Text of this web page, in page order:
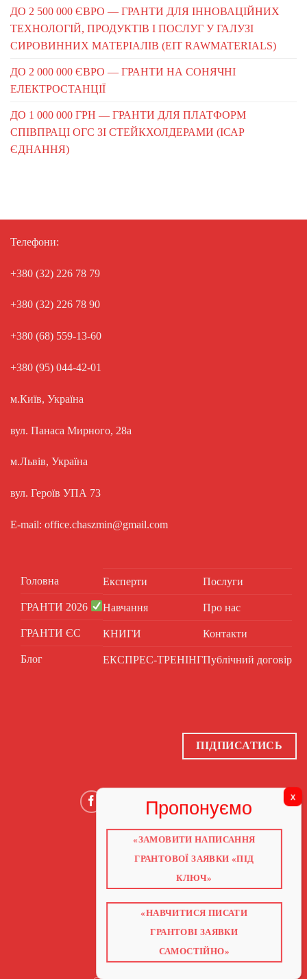
ДО 2 500 000 ЄВРО — ГРАНТИ ДЛЯ ІННОВАЦІЙНИХ
ТЕХНОЛОГІЙ, ПРОДУКТІВ І ПОСЛУГ У ГАЛУЗІ
СИРОВИННИХ МАТЕРІАЛІВ (EIT RAWMATERIALS)
ДО 2 000 000 ЄВРО — ГРАНТИ НА СОНЯЧНІ
ЕЛЕКТРОСТАНЦІЇ
ДО 1 000 000 ГРН — ГРАНТИ ДЛЯ ПЛАТФОРМ
СПІВПРАЦІ ОГС ЗІ СТЕЙКХОЛДЕРАМИ (ІСАР
ЄДНАННЯ)
Телефони:
+380 (32) 226 78 79
+380 (32) 226 78 90
+380 (68) 559-13-60
+380 (95) 044-42-01
м.Київ, Україна
вул. Панаса Мирного, 28а
м.Львів, Україна
вул. Героїв УПА 73
E-mail: office.chaszmin@gmail.com
Головна
ГРАНТИ 2026
ГРАНТИ ЄС
Блог
Експерти
Навчання
КНИГИ
ЕКСПРЕС-ТРЕНІНГ
Послуги
Про нас
Контакти
Публічний договір
ПІДПИСАТИСЬ
ПРО НАС
ГРАНТИ ЄС
БЛОГ
НАВЧАННЯ
КНИГИ
КОНТАКТИ
ВІДЕО ПРО ГРАНТИ
«ЗАМОВИТИ НАПИСАННЯ
ГРАНТОВОЇ ЗАЯВКИ «ПІД
КЛЮЧ»
«НАВЧИТИСЯ ПИСАТИ
ГРАНТОВІ ЗАЯВКИ
САМОСТІЙНО»